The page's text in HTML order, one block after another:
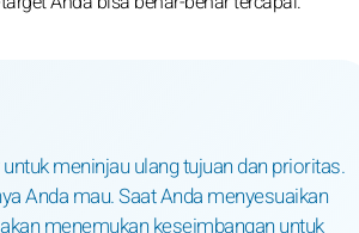
meninjau ulang tujuan dan prioritas.
Anda mau. Saat Anda menyesuaikan
menemukan keseimbangan untuk